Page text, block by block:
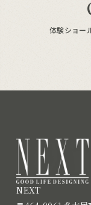
体験ショー
NEXT